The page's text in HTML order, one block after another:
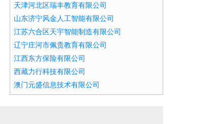
天津河北区瑞丰教育有限公司
山东济宁风金人工智能有限公司
江苏六合区天宇智能制造有限公司
辽宁庄河市佩贵教育有限公司
江西东方保险有限公司
西藏力行科技有限公司
澳门元盛信息技术有限公司